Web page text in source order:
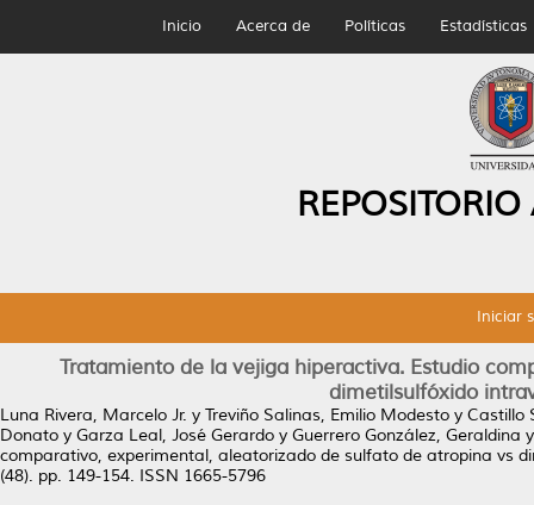
Inicio Acerca de Políticas Estadísticas
Iniciar
Tratamiento de la vejiga hiperactiva. Estudio
dimetilsulfóxido
Luna Rivera, Marcelo Jr. y Treviño Salinas, Emilio Modesto y Castillo
Donato y Garza Leal, José Gerardo y Guerrero González, Geraldina
comparativo, experimental, aleatorizado de sulfato de atropina vs
(48). pp. 149-154. ISSN 1665-5796